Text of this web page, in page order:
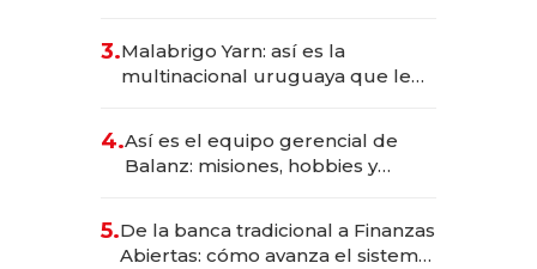
anticipación y prepara apertura
3.Malabrigo Yarn: así es la
multinacional uruguaya que le
4.Así es el equipo gerencial de
Balanz: misiones, hobbies y
5.De la banca tradicional a Finanzas
Abiertas: cómo avanza el sistema